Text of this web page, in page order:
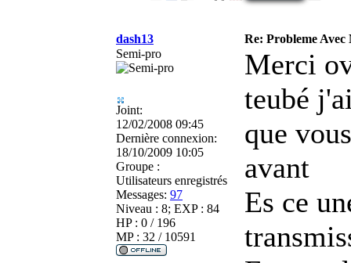
dash13
Re: Probleme
Semi-pro
Joint:
12/02/2008 09:45
Dernière connexion:
18/10/2009 10:05
Groupe :
Utilisateurs enregistrés
Messages: 97
Niveau : 8; EXP : 84
HP : 0 / 196
MP : 32 / 10591
Merci
teubé
que
avant
Es ce